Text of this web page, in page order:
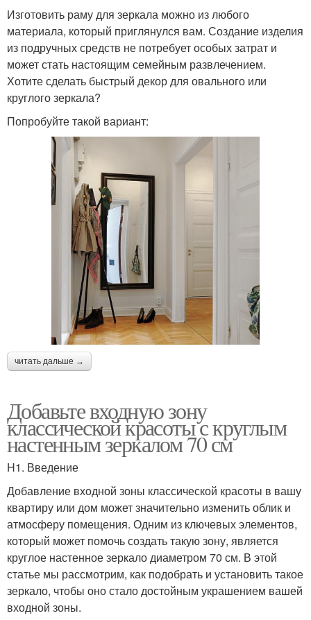
Изготовить раму для зеркала можно из любого
материала, который приглянулся вам. Создание изделия
из подручных средств не потребует особых затрат и
может стать настоящим семейным развлечением.
Хотите сделать быстрый декор для овального или
круглого зеркала?
Попробуйте такой вариант:
читать дальше →
Добавьте входную зону
классической красоты с круглым
настенным зеркалом 70 см
H1. Введение
Добавление входной зоны классической красоты в вашу
квартиру или дом может значительно изменить облик и
атмосферу помещения. Одним из ключевых элементов,
который может помочь создать такую зону, является
круглое настенное зеркало диаметром 70 см. В этой
статье мы рассмотрим, как подобрать и установить такое
зеркало, чтобы оно стало достойным украшением вашей
входной зоны.